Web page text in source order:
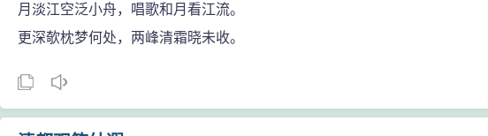
月淡江空泛小舟，唱歌和月看江流。
更深欹枕梦何处，两峰清霜晓未收。